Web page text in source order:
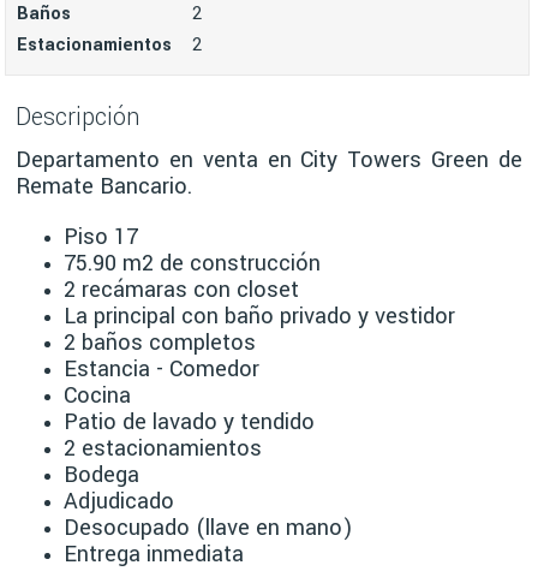
Baños
2
Estacionamientos
2
Descripción
Departamento en venta en City Towers Green de
Remate Bancario.
Piso 17
75.90 m2 de construcción
2 recámaras con closet
La principal con baño privado y vestidor
2 baños completos
Estancia - Comedor
Cocina
Patio de lavado y tendido
2 estacionamientos
Bodega
Adjudicado
Desocupado (llave en mano)
Entrega inmediata